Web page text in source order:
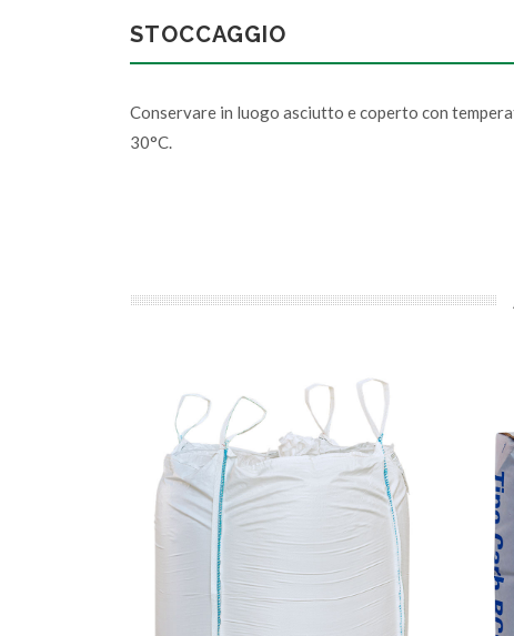
STOCCAGGIO
Conservare in luogo asciutto e coperto con
30°C.